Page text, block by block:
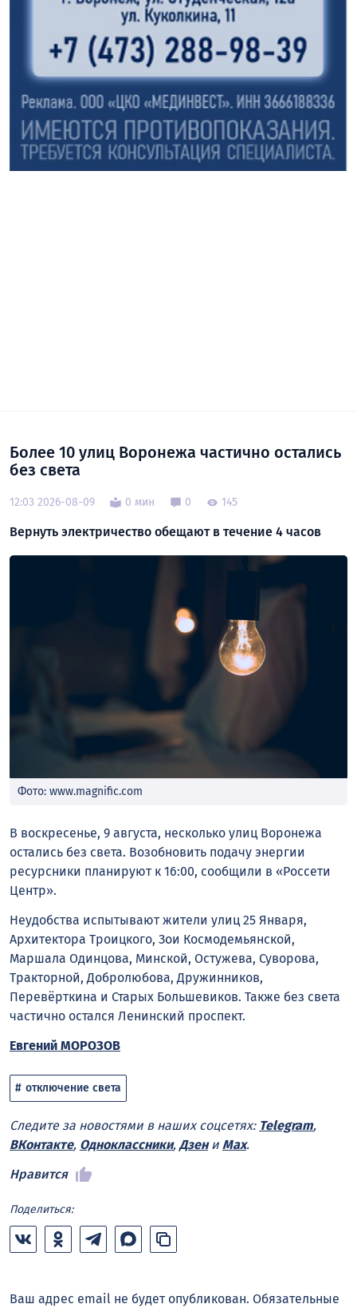
Более 10 улиц Воронежа частично остались
без света
12:03 2026-08-09 0 мин 0 145
Вернуть электричество обещают в течение 4 часов
Фото: www.magnific.com
В воскресенье, 9 августа, несколько улиц Воронежа
остались без света. Возобновить подачу энергии
ресурсники планируют к 16:00, сообщили в «Россети
Центр».
Неудобства испытывают жители улиц 25 Января,
Архитектора Троицкого, Зои Космодемьянской,
Маршала Одинцова, Минской, Остужева, Суворова,
Тракторной, Добролюбова, Дружинников,
Перевёрткина и Старых Большевиков. Также без света
частично остался Ленинский проспект.
Евгений МОРОЗОВ
отключение света
Следите за новостями в наших соцсетях: Telegram,
ВКонтакте, Одноклассники, Дзени Max.
Нравится
Поделиться:
Ваш адрес email не будет опубликован. Обязательные